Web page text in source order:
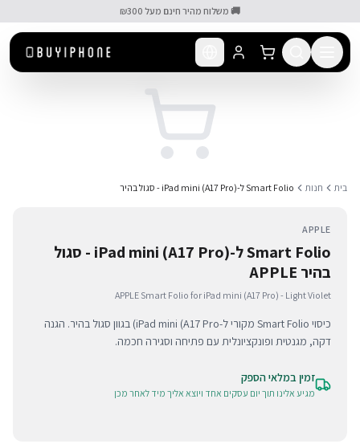
🚚 משלוח מהיר חינם מעל ₪300
בית חנות Smart Folio ל-iPad mini (A17 Pro) - סגול בהיר
APPLE
Smart Folio ל-iPad mini (A17 Pro) - סגול
בהיר APPLE
APPLE Smart Folio for iPad mini (A17 Pro) - Light Violet
כיסוי Smart Folio מקורי ל-iPad mini (A17 Pro) בגוון סגול בהיר. הגנה
דקה, מגנטית ופונקציונלית עם פתיחה וסגירה חכמה.
זמין במלאי הספק
מגיע אלינו תוך יום עסקים אחד ויוצא אליך מיד לאחר מכן